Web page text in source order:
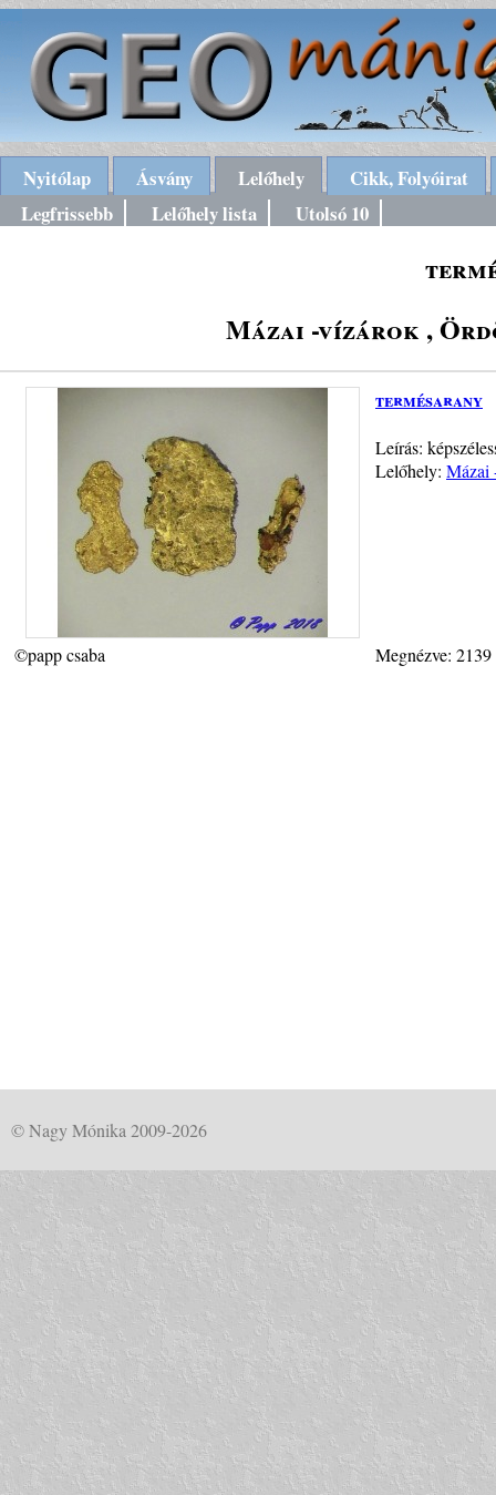
Nyitólap Ásvány Lelőhely
Cikk, Folyóirat
Legfrissebb
Lelőhely lista Utolsó 10
Mázai -vízárok ,
termésarany
Leírás:
Lelőhely: Mázai
©papp csaba Megnézve:
© Nagy Mónika 2009-2026